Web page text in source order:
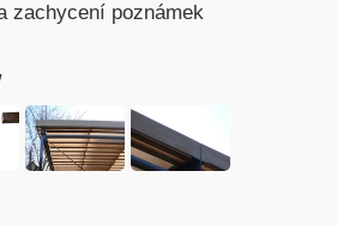
zachycení poznámek